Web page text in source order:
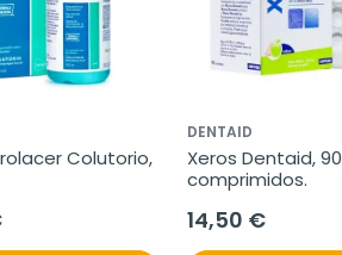
Colutorio,
DENTAID
Xeros Dentaid, 90
comprimidos.
14,50 €